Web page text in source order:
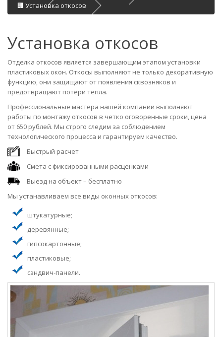
🏢 Установка откосов
Установка откосов
Отделка откосов является завершающим этапом установки
пластиковых окон. Откосы выполняют не только декоративную
функцию, они защищают от появления сквозняков и
предотвращают потери тепла.
Профессиональные мастера нашей компании выполняют
работы по монтажу откосов в четко оговоренные сроки, цена
от 650 рублей. Мы строго следим за соблюдением
технологического процесса и гарантируем качество.
Быстрый расчет
Смета с фиксированными расценками
Выезд на объект – бесплатно
Мы устанавливаем все виды оконных откосов:
штукатурные;
деревянные;
гипсокартонные;
пластиковые;
сэндвич-панели.